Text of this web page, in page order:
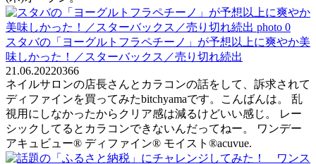
スタバの「ヨーグルトフラペチーノ」が予想以上に爽やか美
味しかった！／スターバックス／売り切れ続出
21.06.20220366
ネイルサロンの店長さんとカラコンの話をして、訴求されて
ディファインを買ってみたbitchyamaです。こんばんは。 乱
視用にしなかったからクリア感は減るけどいい感じ。 レー
シックしてるとカラコンできないんだってねー。 ワンデー
アキュビュー® ディファイン® モイスト®acuvue.